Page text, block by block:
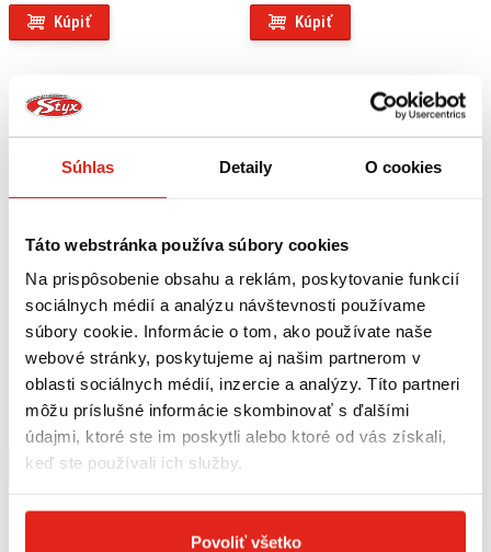
Súhlas Detaily O cookies
Táto webstránka používa súbory cookies
Na prispôsobenie obsahu a reklám, poskytovanie funkcií
sociálnych médií a analýzu návštevnosti používame
súbory cookie. Informácie o tom, ako používate naše
webové stránky, poskytujeme aj našim partnerom v
oblasti sociálnych médií, inzercie a analýzy. Títo partneri
môžu príslušné informácie skombinovať s ďalšími
údajmi, ktoré ste im poskytli alebo ktoré od vás získali,
keď ste používali ich služby.
Povoliť všetko
Kúpiť Kúpiť
5,50 € s DPH
QUATTROERRE NÁLEPKY HONDA 2
KUSY
Na objednávku
Kúpiť
12,95 € s DPH
GIVI MONTÁŽNY KIT PRE
S900A/S901A 01SKIT
Na objednávku